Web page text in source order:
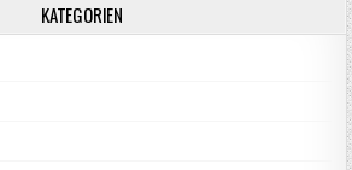
KATEGORIEN